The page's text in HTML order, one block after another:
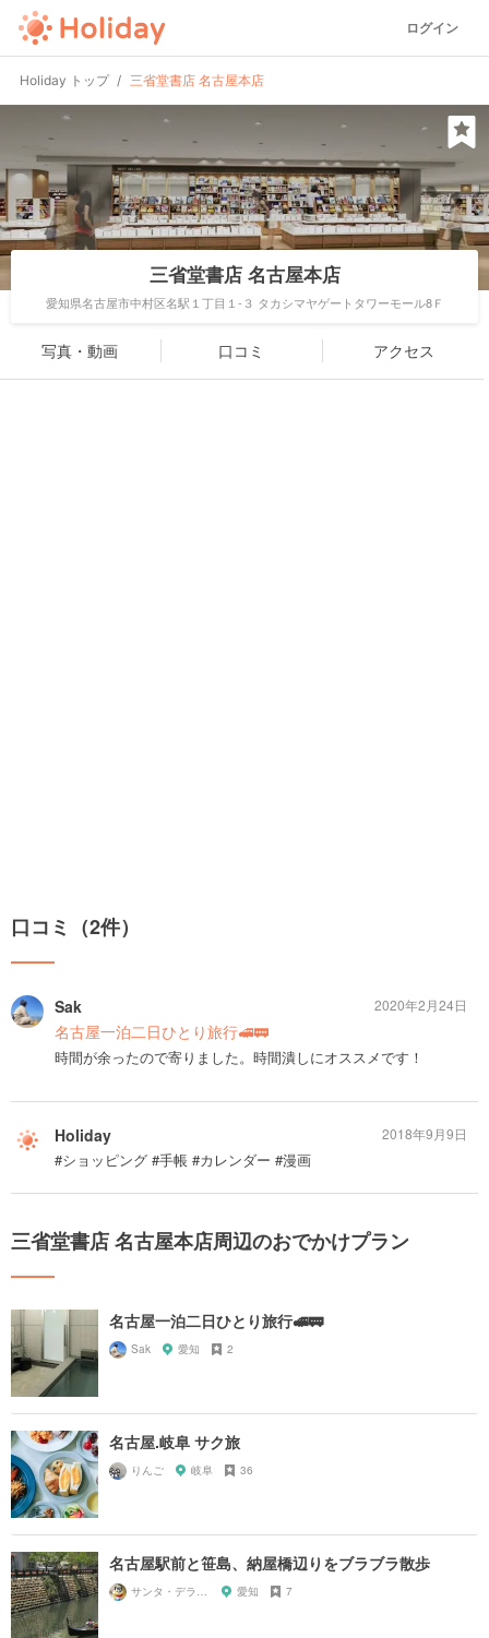
ログイン
Holiday トップ 三省堂書店 名古屋本店
三省堂書店 名古屋本店
愛知県名古屋市中村区名駅１丁目１-３ タカシマヤゲートタワーモール8Ｆ
写真・動画 口コミ アクセス
口コミ（2件）
Sak
名古屋一泊二日ひとり旅行🚅🚃
時間が余ったので寄りました。時間潰しにオススメです！
2020年2月24日
Holiday
#ショッピング #手帳 #カレンダー #漫画
2018年9月9日
三省堂書店 名古屋本店周辺のおでかけプラン
名古屋一泊二日ひとり旅行🚅🚃
Sak 愛知 2
名古屋.岐阜 サク旅
りんご 岐阜 36
名古屋駅前と笹島、納屋橋辺りをブラブラ散歩
愛知 7